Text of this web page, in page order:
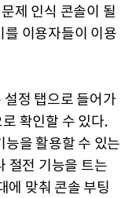
제 인식 콘솔이 될
이용자들이 이용
정 탭으로 들어가
확인할 수 있다.
을 활용할 수 있는
절전 기능을 트는
에 맞춰 콘솔 부팅